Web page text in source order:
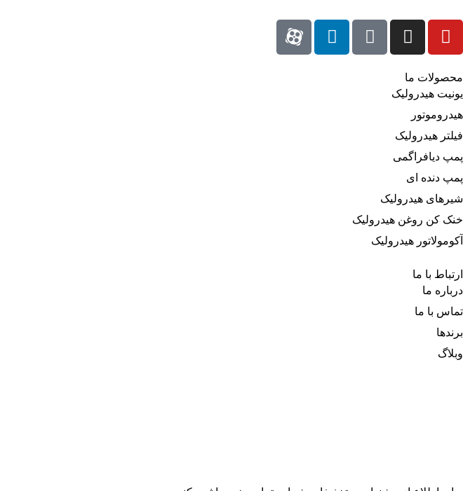
محصولات ما
یونیت هیدرولیک
هیدروموتور
فیلتر هیدرولیک
پمپ دیافراگمی
پمپ دنده ای
شیرهای هیدرولیک
خنک کن روغن هیدرولیک
آکومولاتور هیدرولیک
ارتباط با ما
درباره‌ ما
تماس با ما
برندها
وبلاگ